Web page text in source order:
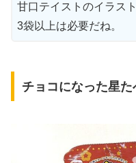
甘口テイストのイラス
3袋以上は必要だね。
チョコになった星た